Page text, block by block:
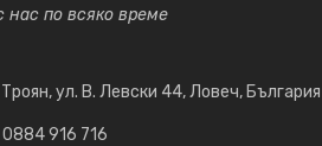
нас по всяко време
Троян, ул. В. Левски 44, Ловеч, България
0884 916 716